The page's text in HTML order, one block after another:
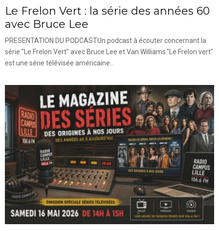
Le Frelon Vert : la série des années 60
avec Bruce Lee
PRESENTATION DU PODCASTUn podcast à écouter concernant la
série "Le Frelon Vert" avec Bruce Lee et Van Williams."Le Frelon vert"
est une série télévisée américaine...